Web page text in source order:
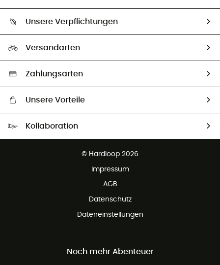
Größentabelle
Vertrag widerrufen
Unsere Botschafter
Unsere Verpflichtungen
Auswahl an nachhaltigen Produkten
Versandarten
Zahlungsarten
Unsere Vorteile
Kollaboration
© Hardloop 2026
Impressum
AGB
Datenschutz
Dateneinstellungen
Noch mehr Abenteuer